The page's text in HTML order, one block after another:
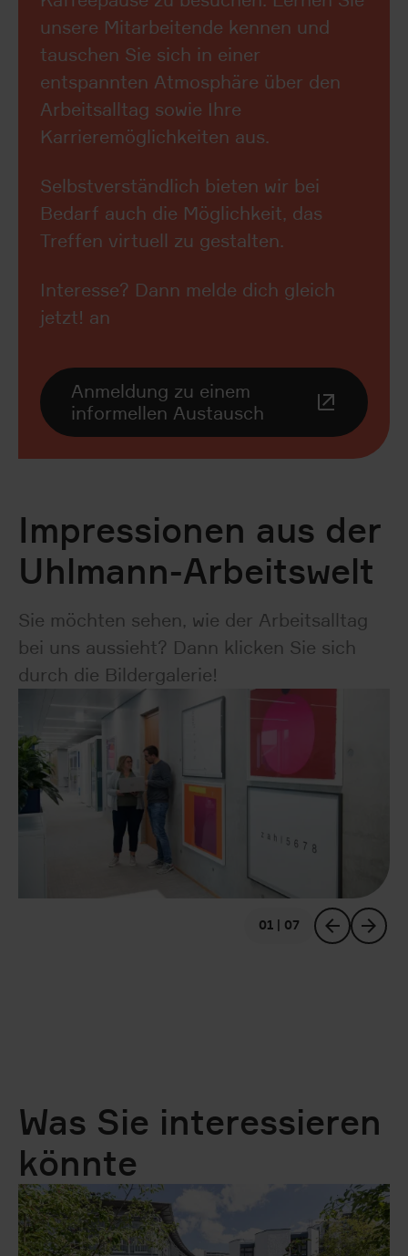
unsere Mitarbeitende kennen und
tauschen Sie sich in einer
entspannten Atmosphäre über den
Arbeitsalltag sowie Ihre
Karrieremöglichkeiten aus.
Selbstverständlich bieten wir bei
Bedarf auch die Möglichkeit, das
Treffen virtuell zu gestalten.
Interesse? Dann melde dich gleich
jetzt! an
Anmeldung zu einem
informellen Austausch
Impressionen aus der
Uhlmann-Arbeitswelt
Sie möchten sehen, wie der Arbeitsalltag
bei uns aussieht? Dann klicken Sie sich
durch die Bildergalerie!
01 | 07 vorherigesnächstes
Was Sie interessieren
könnte